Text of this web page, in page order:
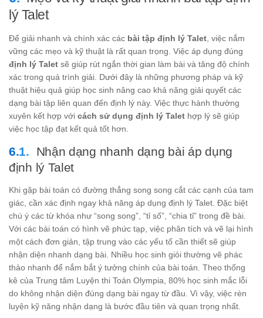
lý Talet
Để giải nhanh và chính xác các bài tập định lý Talet , việc nắm
vững các mẹo và kỹ thuật là rất quan trọng. Việc áp dụng đúng
định lý Talet sẽ giúp rút ngắn thời gian làm bài và tăng độ chính
xác trong quá trình giải. Dưới đây là những phương pháp và kỹ
thuật hiệu quả giúp học sinh nâng cao khả năng giải quyết các
dạng bài tập liên quan đến định lý này. Việc thực hành thường
xuyên kết hợp với cách sử dụng định lý Talet hợp lý sẽ giúp
việc học tập đạt kết quả tốt hơn.
Nhận dạng nhanh dạng bài áp dụng
định lý Talet
Khi gặp bài toán có đường thẳng song song cắt các cạnh của tam
giác, cần xác định ngay khả năng áp dụng định lý Talet. Đặc biệt
chú ý các từ khóa như “song song”, “tỉ số”, “chia tỉ” trong đề bài.
Với các bài toán có hình vẽ phức tạp, việc phân tích và vẽ lại hình
một cách đơn giản, tập trung vào các yếu tố cần thiết sẽ giúp
nhận diện nhanh dạng bài. Nhiều học sinh giỏi thường vẽ phác
thảo nhanh để nắm bắt ý tưởng chính của bài toán. Theo thống
kê của Trung tâm Luyện thi Toán Olympia, 80% học sinh mắc lỗi
do không nhận diện đúng dạng bài ngay từ đầu. Vì vậy, việc rèn
luyện kỹ năng nhận dạng là bước đầu tiên và quan trọng nhất.